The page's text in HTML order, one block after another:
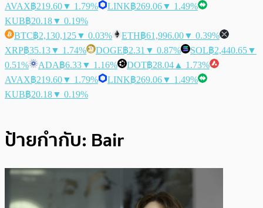
AVAX฿219.60▼ 1.79% LINK฿269.06▼ 1.49%
KUB฿20.18▼ 0.19%
BTC฿2,130,125▼ 0.03% ETH฿61,996.00▼ 0.39%
XRP฿35.13▼ 1.74% DOGE฿2.31 ▼ 0.87% SOL฿2,440.65▼
0.51%
ADA฿6.33▼ 1.16% DOT฿28.04 ▲ 1.73%
AVAX฿219.60▼ 1.79% LINK฿269.06▼ 1.49%
KUB฿20.18▼ 0.19%
ป้ายกำกับ: Bair